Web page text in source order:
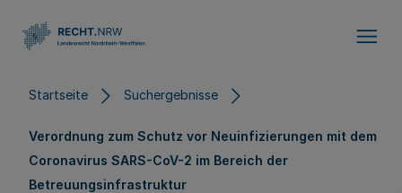
Startseite Suchergebnisse
Verordnung zum Schutz vor Neuinfizierungen mit dem
Coronavirus SARS-CoV-2 im Bereich der
Betreuungsinfrastruktur